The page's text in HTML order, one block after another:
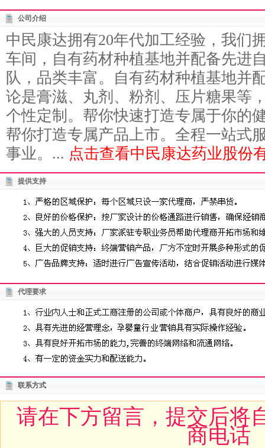
公司介绍
中民康达拥有20年代加工经验，我们
车间，自有药材种植基地并配备先进
队，品类丰富。自有药材种植基地并
论是膏滋、丸剂、粉剂、压片糖果等
个性定制。帮你快速打造专属于你的
帮你打造专属产品上市。全程一站式
事业。... 点击查看中民康达药业股份
提供支持
代理要求
联系方式
请在下方留言，提交后将
商电话